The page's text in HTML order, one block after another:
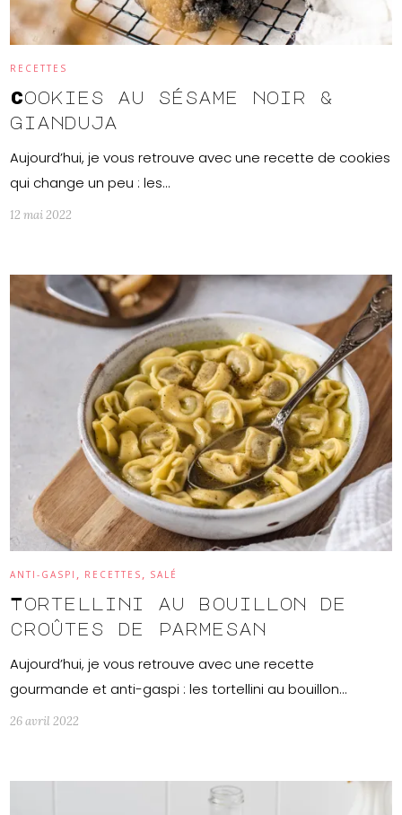
RECETTES
Cookies au sésame noir &
gianduja
Aujourd’hui, je vous retrouve avec une recette de cookies
qui change un peu : les…
12 mai 2022
ANTI-GASPI RECETTES SALÉ
Tortellini au bouillon de
croûtes de parmesan
Aujourd’hui, je vous retrouve avec une recette
gourmande et anti-gaspi : les tortellini au bouillon…
26 avril 2022